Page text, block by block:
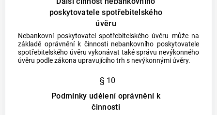
poskytovatele spotřebitelského
úvěru
Nebankovní poskytovatel spotřebitelského úvěru může na
základě oprávnění k činnosti nebankovního poskytovatele
spotřebitelského úvěru vykonávat také správu nevýkonného
úvěru podle zákona upravujícího trh s nevýkonnými úvěry.
§ 10
Podmínky udělení oprávnění k
činnosti